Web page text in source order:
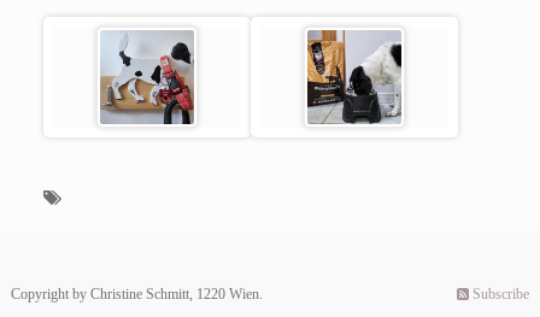
Copyright by Christine Schmitt, 1220 Wien. Subscribe